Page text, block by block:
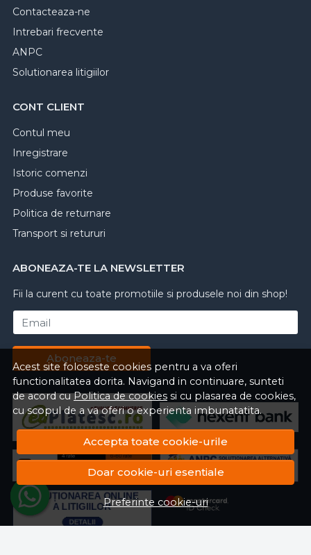
Acest site foloseste cookies pentru a va oferi
functionalitatea dorita. Navigand in continuare, sunteti
de acord cuPolitica de cookies si cu plasarea de cookies,
cu scopul de a va oferi o experienta imbunatatita.
Accepta toate cookie-urile
Doar cookie-uri esentiale
Preferinte cookie-uri
Contacteaza-ne
Intrebari frecvente
ANPC
Solutionarea litigiilor
CONT CLIENT
Contul meu
Inregistrare
Istoric comenzi
Produse favorite
Politica de returnare
Transport si retururi
ABONEAZA-TE LA NEWSLETTER
Fii la curent cu toate promotiile si produsele noi din shop!
Email
Aboneaza-te